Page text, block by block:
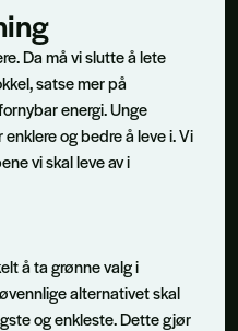
Da må vi slutte å lete
satse mer på
energi. Unge
og bedre å leve i. Vi
vi skal leve av i
å ta grønne valg i
alternativet skal
og enkleste. Dette gjør